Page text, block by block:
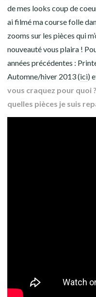
de mes looks coup de
ai filmé ma course folle
zooms sur les pièces qui
nouveauté vous plaira !
années précédentes :
Automne/hiver 2013 (ici)
vous craquez pour quoi
quelles pièces je suis